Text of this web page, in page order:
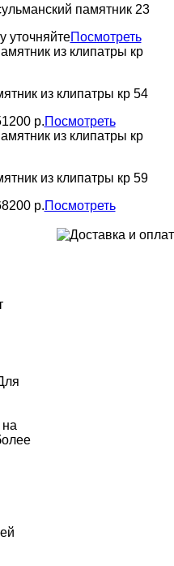
памятник 23
уточняйтеПосмотреть
из клипатры кр 54
р.Посмотреть
из клипатры кр 59
р.Посмотреть